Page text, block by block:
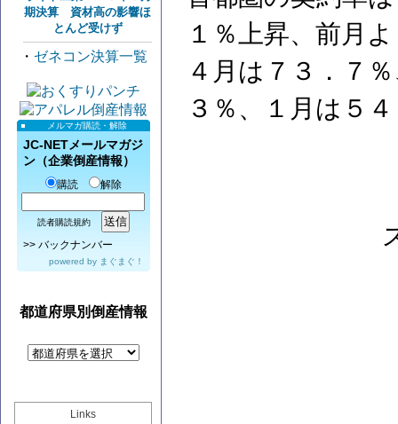
期決算 資材高の影響ほ
とんど受けず
・ ゼネコン決算一覧
メルマガ購読・解除
JC-NETメールマガジ
ン（企業倒産情報）
購読 解除
読者購読規約
>> バックナンバー
powered by まぐまぐ！
都道府県別倒産情報
Links
１％上昇、前月
４月は７３．７
３％、１月は５